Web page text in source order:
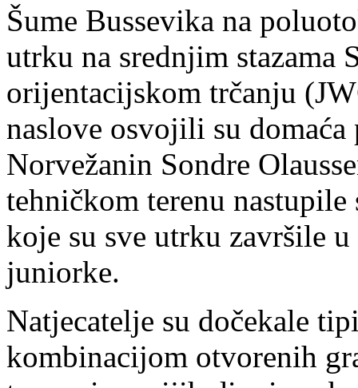
Šume Bussevika na
utrku na srednjim stazama
orijentacijskom trčanju
naslove osvojili su domaća
Norvežanin Sondre
tehničkom terenu
koje su sve utrku završile
juniorke.
Natjecatelje su dočekale
kombinacijom otvorenih